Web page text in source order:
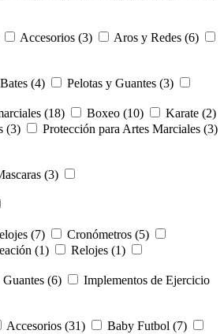
Accesorios (3)
Aros y Redes (6)
Bates (4)
Pelotas y Guantes (3)
(18)
Boxeo (10)
Karate (2)
(3)
Protección para Artes Marciales (3)
(3)
(7)
Cronómetros (5)
(1)
Relojes (1)
Guantes (6)
Implementos de Ejercicio
Accesorios (31)
Baby Futbol (7)